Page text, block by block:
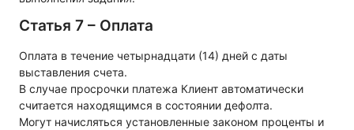
Статья 7 – Оплата
Оплата в течение четырнадцати (14) дней с даты
выставления счета.
В случае просрочки платежа Клиент автоматически
считается находящимся в состоянии дефолта.
Могут начисляться установленные законом проценты и